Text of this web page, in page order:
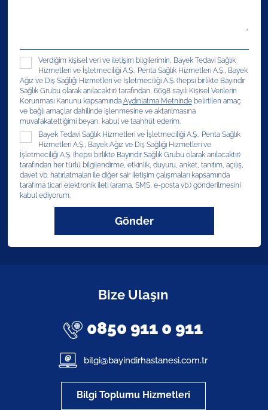
Verdiğim kişisel veri ve iletişim bilgilerimin, Bayek Tedavi Sağlık
Hizmetleri ve İşletmeciliği A.Ş., Penta Sağlık Hizmetleri A.Ş., Bayek
Ağız ve Diş Sağlığı Hizmetleri ve İşletmeciliği A.Ş. (hepsi birlikte Bayındır
Sağlık Grubu olarak anılacaktır) tarafından, 6698 sayılı Kişisel Verilerin
Korunması Kanunu kapsamında Aydınlatma Metnindebelirtilen amaç
ve bağlı amaçlar dahilinde işlenmesine ve aktarılmasına
muvafakatettiğimi beyan, kabul ve taahhüt ederim.
Bayek Tedavi Sağlık Hizmetleri ve İşletmeciliği A.Ş., Penta Sağlık
Hizmetleri A.Ş., Bayek Ağız ve Diş Sağlığı Hizmetleri ve
İşletmeciliği A.Ş. (hepsi birlikte Bayındır Sağlık Grubu olarak anılacaktır)
tarafından her türlü bilgilendirme, etkinlik, duyuru, anket, tanıtım, açılış,
davet vb. hatırlatmaları ile diğer sair iletişim çalışmaları kapsamında
tarafıma ticari elektronik ileti (arama, SMS, e-posta vb.) gönderilmesini
kabul ediyorum.
Gönder
Bize Ulaşın
0850 911 0 911
bilgi@bayindirhastanesi.com.tr
Bilgi Toplumu Hizmetleri